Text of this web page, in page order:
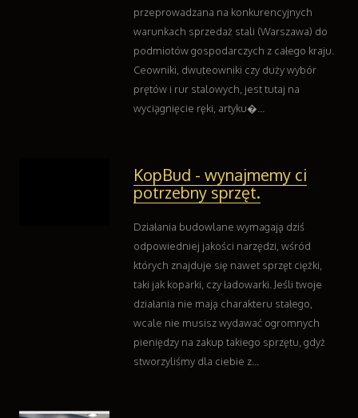
Informatyczne
Restauracje, Catering
Fotografia
Adwokaci, Porady Prawne
Ślub i Wesele
Weterynaryjne, Hodowla Zwierząt
Inne Usługi
Wczasy
Hotele i Noclegi
Podróże
Wypoczynek
Uroda
Dietetyka, Odchudzanie
Kosmetyki
Leczenie
Salony Kosmetyczne
przeprowadzana na konkurencyjnych
warunkach sprzedaż stali (Warszawa) do
podmiotów gospodarczych z całego kraju.
Ceowniki, dwuteowniki czy duży wybór
prętów i rur stalowych, jest tutaj na
wyciągnięcie ręki, artyku�...
KopBud - wynajmemy ci
potrzebny sprzęt.
Działania budowlane wymagają dziś
odpowiedniej jakości narzędzi, wśród
których znajduje się nawet sprzęt ciężki,
taki jak koparki, czy ładowarki. Jeśli twoje
działania nie mają charakteru stałego,
wcale nie musisz wydawać ogromnych
pieniędzy na zakup takiego sprzętu, gdyż
stworzyliśmy dla ciebie z...